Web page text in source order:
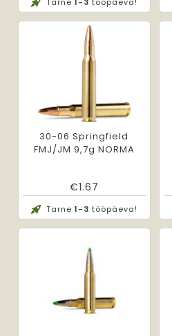
30-06 Springfield
FMJ/JM 9,7g NORMA
€1.67
Tarne 1-3 tööpäeva!